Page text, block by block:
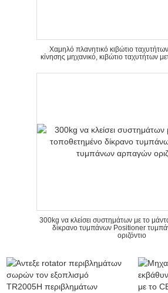
Χαμηλό πλανητικό κιβώτιο
κίνησης μηχανικό, κιβώτιο ταχυτήτων
300kg να κλείσει συστημάτων με το
δίκρανο τυμπάνων Positioner
οριζόντιο